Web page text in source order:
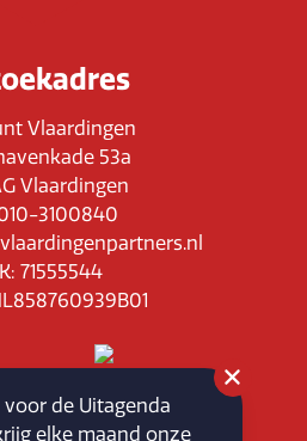
Vlaardingen
53a
Vlaardingen
3100840
71555544
voor de Uitagenda
elke maand onze